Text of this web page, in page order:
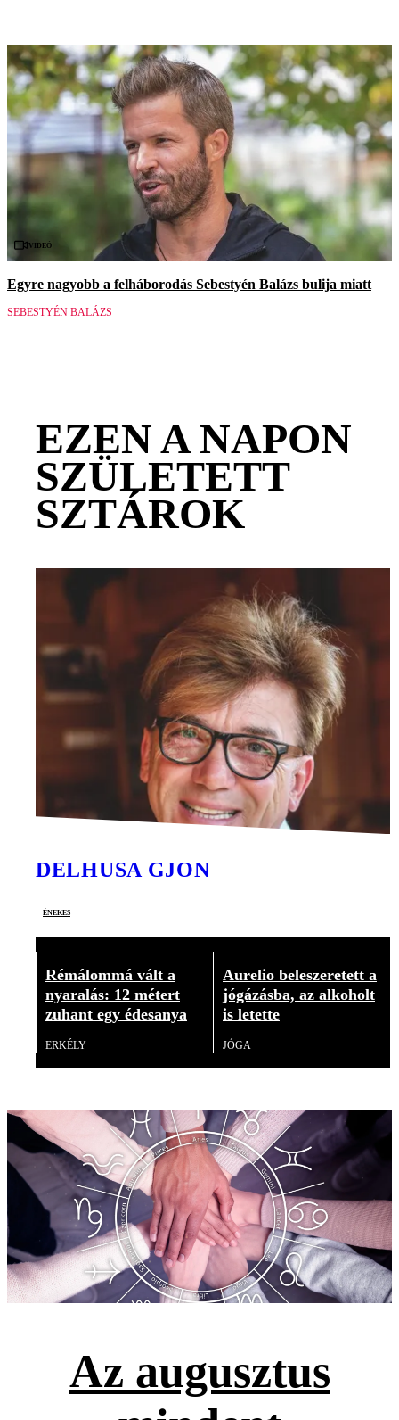
Videó
Egyre nagyobb a felháborodás Sebestyén Balázs bulija miatt
SEBESTYÉN BALÁZS
EZEN A NAPON
SZÜLETETT
SZTÁROK
DELHUSA GJON
énekes
Rémálommá vált a
nyaralás: 12 métert
zuhant egy édesanya
ERKÉLY
Aurelio beleszeretett a
jógázásba, az alkoholt
is letette
JÓGA
Az augusztus